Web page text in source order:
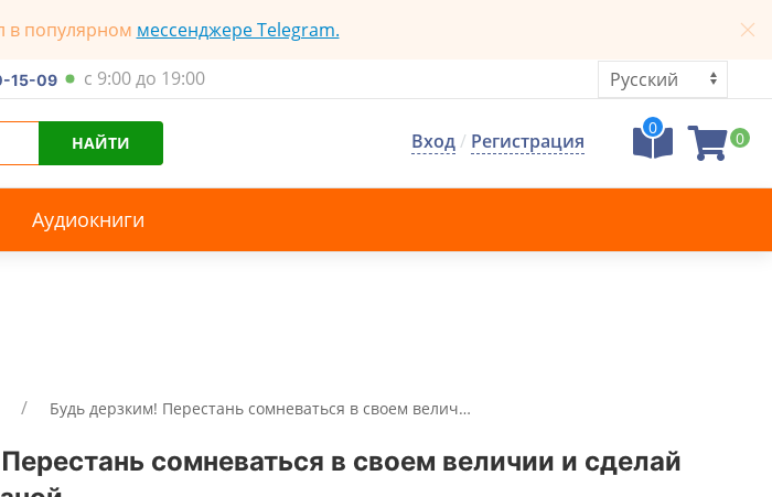
в популярном мессенджере Telegram.
15-09 с 9:00 до 19:00
НАЙТИ Вход/ Регистрация
0
0
Аудиокниги
Будь дерзким! Перестань сомневаться в своем велич…
сомневаться в своем величии и сделай